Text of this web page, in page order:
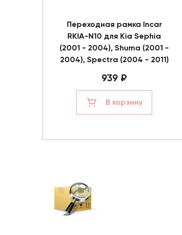
Переходная рамка Incar
RKIA-N10 для Kia Sephia
(2001 - 2004), Shuma (2001 -
2004), Spectra (2004 - 2011)
939 ₽
В корзину